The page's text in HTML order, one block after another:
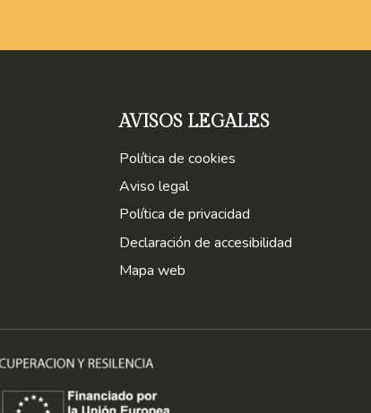
AVISOS LEGALES
Política de cookies
Aviso legal
Política de privacidad
Declaración de accesibilidad
Mapa web